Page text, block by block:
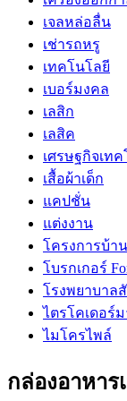
เจลหล่อลื่น
เช่ารถหรู
เทคโนโลยี
เบอร์มงคล
เลสิก
เลสิค
เศรษฐกิจเท
เสื้อผ้าเด็ก
แคปชั่น
แต่งงาน
โครงการบ้า
โบรกเกอร์
โรงพยาบาล
ไตรโคเดอร์ม
ไมโครไพล์
กล่องอาหาร